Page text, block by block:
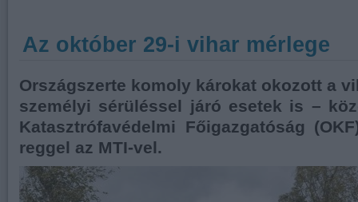
Az október 29-i vihar mérlege
Országszerte komoly károkat okozott a
személyi sérüléssel járó esetek is –
Katasztrófavédelmi Főigazgatóság
reggel az MTI-vel.